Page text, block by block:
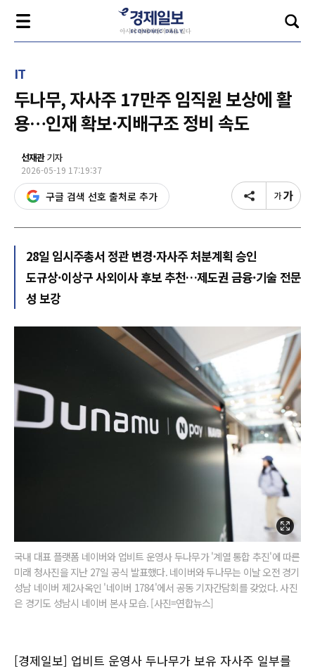
IT
두나무, 자사주 17만주 임직원 보상에 활
용…인재 확보·지배구조 정비 속도
선재관기자
2026-05-19 17:19:37
구글 검색 선호 출처로 추가
28일 임시주총서 정관 변경·자사주 처분계획 승인
도규상·이상구 사외이사 후보 추천…제도권 금융·기술 전문
성 보강
국내 대표 플랫폼 네이버와 업비트 운영사 두나무가 '계열 통합 추진'에 따른
미래 청사진을 지난 27일 공식 발표했다. 네이버와 두나무는 이날 오전 경기
성남 네이버 제2사옥인 '네이버 1784'에서 공동 기자간담회를 갖었다. 사진
은 경기도 성남시 네이버 본사 모습. [사진=연합뉴스]
[경제일보] 업비트 운영사 두나무가 보유 자사주 일부를